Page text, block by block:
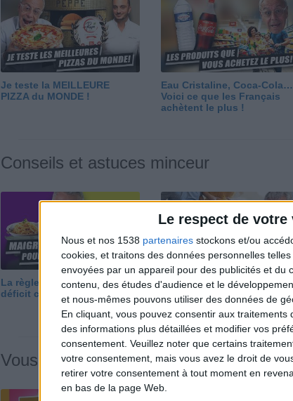
Le respect de
Nous et nos 1538 partenaires stockons et/ou
cookies, et traitons des données personnelles
envoyées par un appareil pour des publicités et du
contenu, des études d'audience et le
et nous-mêmes pouvons utiliser des données de
En cliquant, vous pouvez consentir aux
des informations plus détaillées et modifier vos
consentement. Veuillez noter que certains
votre consentement, mais vous avez le droit de
retirer votre consentement à tout moment en
en bas de la page Web.
Je teste la MEILLEURE
PIZZA du MONDE !
Eau Cristaline, Coca-Cola…
Voici ce que les Français
achètent le plus !
Conseils et astuces minceur
La règle N°1 pour maigrir : le
déficit calorique
Perdre 10 kg : ma méthode
est imparable
Vous m'avez demandé